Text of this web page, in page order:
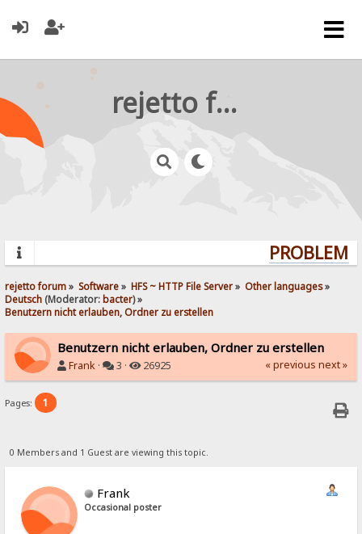
rejetto forum
rejetto forum» Software» HFS ~ HTTP File Server» Other languages»
Deutsch (Moderator: bacter) »
Benutzern nicht erlauben, Ordner zu erstellen
Benutzern nicht erlauben, Ordner zu erstellen
Frank · 3 · 26925 « previous next »
Pages: 1
0 Members and 1 Guest are viewing this topic.
Frank
Occasional poster